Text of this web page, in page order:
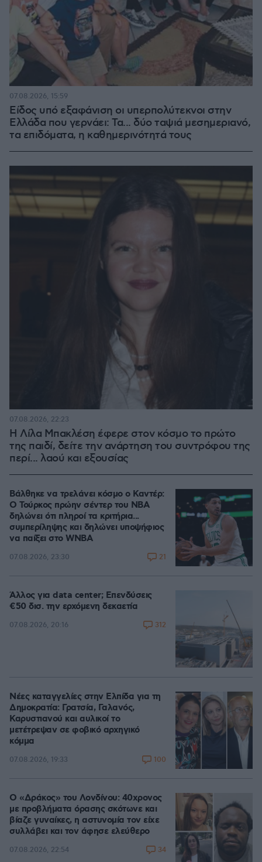
Είδος υπό εξαφάνιση οι υπερπολύτεκνοι στην
Ελλάδα που γερνάει: Τα... δύο ταψιά μεσημεριανό,
τα επιδόματα, η καθημερινότητά τους
07.08.2026, 15:59
Η Λίλα Μπακλέση έφερε στον κόσμο το πρώτο
της παιδί, δείτε την ανάρτηση του συντρόφου της
περί... λαού και εξουσίας
07.08.2026, 22:23
Βάλθηκε να τρελάνει κόσμο ο Καντέρ:
Ο Τούρκος πρώην σέντερ του NBA
δηλώνει ότι πληροί τα κριτήρια...
συμπερίληψης και δηλώνει υποψήφιος
να παίξει στο WNBA
07.08.2026, 23:30 21
Άλλος για data center; Επενδύσεις
€50 δισ. την ερχόμενη δεκαετία
07.08.2026, 20:16 312
Νέες καταγγελίες στην Ελπίδα για τη
Δημοκρατία: Γρατσία, Γαλανός,
Καρυστιανού και αυλικοί το
μετέτρεψαν σε φοβικό αρχηγικό
κόμμα
07.08.2026, 19:33 100
Ο «Δράκος» του Λονδίνου: 40χρονος
με προβλήματα όρασης σκότωνε και
βίαζε γυναίκες, η αστυνομία τον είχε
συλλάβει και τον άφησε ελεύθερο
07.08.2026, 22:54 34